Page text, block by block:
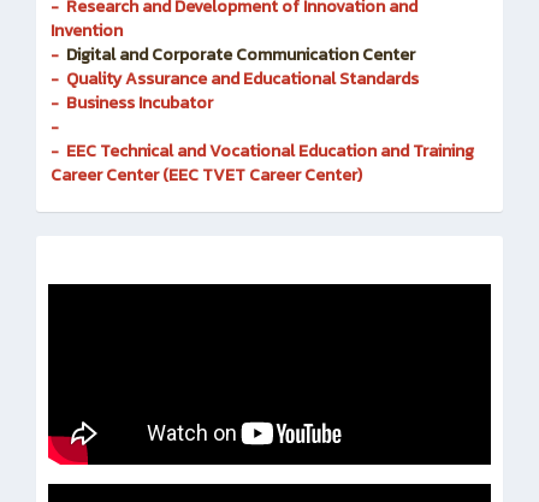
- Plan and Budget
- Research and Development of Innovation and
Invention
- Digital and Corporate Communication Center
- Quality Assurance and Educational Standards
- Business Incubator
-
- EEC Technical and Vocational Education and Training
Career Center (EEC TVET Career Center)